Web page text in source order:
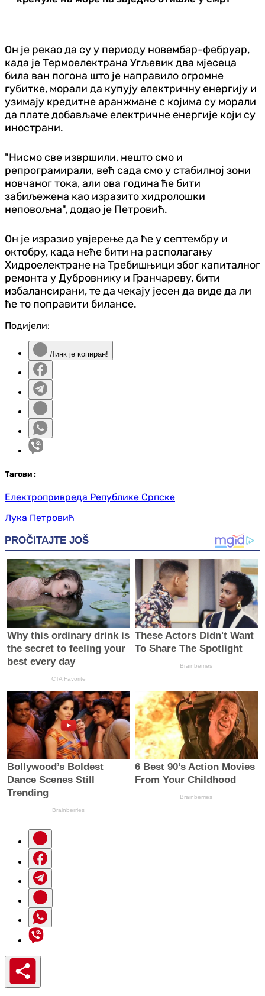
Он је рекао да су у периоду новембар-фебруар,
када је Термоелектрана Угљевик два мјесеца
била ван погона што је направило огромне
губитке, морали да купују електричну енергију и
узимају кредитне аранжмане с којима су морали
да плате добављаче електричне енергије који су
инострани.
"Нисмо све извршили, нешто смо и
репрограмирали, већ сада смо у стабилној зони
новчаног тока, али ова година ће бити
забиљежена као изразито хидролошки
неповољна", додао је Петровић.
Он је изразио увјерење да ће у септембру и
октобру, када неће бити на располагању
Хидроелектране на Требишњици због капиталног
ремонта у Дубровнику и Гранчареву, бити
избалансирани, те да чекају јесен да виде да ли
ће то поправити билансе.
Подијели:
Линк је копиран!
Тагови :
Електропривреда Републике Српске
Лука Петровић